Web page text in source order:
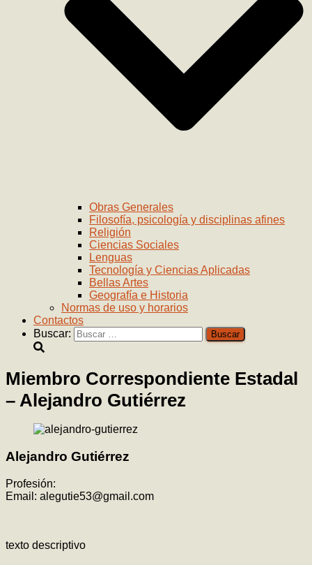
Obras Generales
Filosofía, psicología y disciplinas afines
Religión
Ciencias Sociales
Lenguas
Tecnología y Ciencias Aplicadas
Bellas Artes
Geografía e Historia
Normas de uso y horarios
Contactos
Buscar:
Miembro Correspondiente Estadal
– Alejandro Gutiérrez
Alejandro Gutiérrez
Profesión:
Email: alegutie53@gmail.com
texto descriptivo